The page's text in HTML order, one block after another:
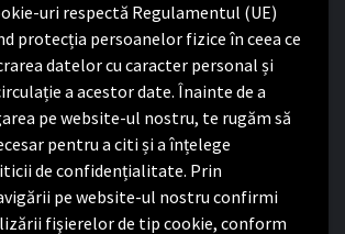
uri respectă Regulamentul (UE)
protecția persoanelor fizice în ceea ce
datelor cu caracter personal și
a acestor date. Înainte de a
pe website-ul nostru, te rugăm să
pentru a citi și a înțelege
de confidențialitate. Prin
pe website-ul nostru confirmi
fişierelor de tip cookie, conform
confidențialitate
privind implementarea Regulamentului